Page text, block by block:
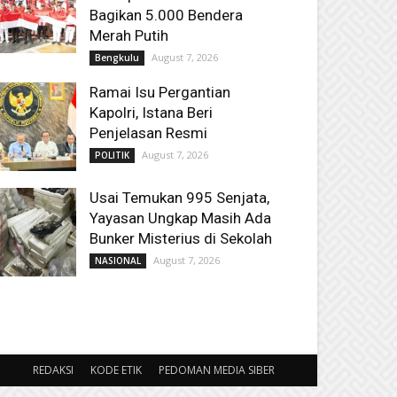
Bagikan 5.000 Bendera
Merah Putih
Bengkulu August 7, 2026
Ramai Isu Pergantian
Kapolri, Istana Beri
Penjelasan Resmi
POLITIK August 7, 2026
Usai Temukan 995 Senjata,
Yayasan Ungkap Masih Ada
Bunker Misterius di Sekolah
NASIONAL August 7, 2026
REDAKSI KODE ETIK PEDOMAN MEDIA SIBER